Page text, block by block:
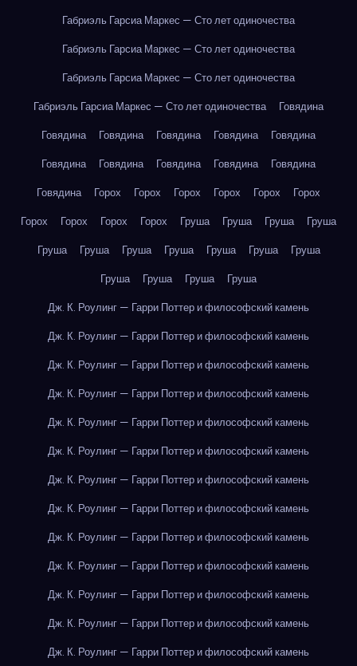
Габриэль Гарсиа Маркес — Сто лет одиночества
Габриэль Гарсиа Маркес — Сто лет одиночества
Габриэль Гарсиа Маркес — Сто лет одиночества
Габриэль Гарсиа Маркес — Сто лет одиночества
Говядина
Говядина
Говядина Говядина Говядина
Говядина
Говядина
Говядина Говядина Говядина
Говядина
Говядина
Горох Горох Горох Горох Горох
Горох
Горох
Горох Горох Горох Груша Груша Груша
Груша
Груша
Груша Груша Груша Груша Груша
Груша
Груша
Груша Груша
Груша
Дж. К. Роулинг — Гарри Поттер и философский камень
Дж. К. Роулинг — Гарри Поттер и философский камень
Дж. К. Роулинг — Гарри Поттер и философский камень
Дж. К. Роулинг — Гарри Поттер и философский камень
Дж. К. Роулинг — Гарри Поттер и философский камень
Дж. К. Роулинг — Гарри Поттер и философский камень
Дж. К. Роулинг — Гарри Поттер и философский камень
Дж. К. Роулинг — Гарри Поттер и философский камень
Дж. К. Роулинг — Гарри Поттер и философский камень
Дж. К. Роулинг — Гарри Поттер и философский камень
Дж. К. Роулинг — Гарри Поттер и философский камень
Дж. К. Роулинг — Гарри Поттер и философский камень
Дж. К. Роулинг — Гарри Поттер и философский камень